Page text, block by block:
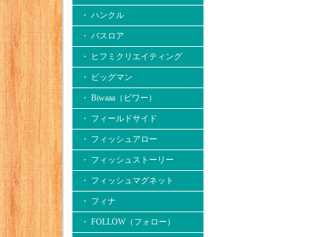
・ ハンクル
・ バスロア
・ ヒフミクリエイティング
・ ビッグマン
・ Biwaaa（ビワー）
・ フィールドサイド
・ フィッシュアロー
・ フィッシュストーリー
・ フィッシュマグネット
・ フィナ
・ FOLLOW（フォロー）